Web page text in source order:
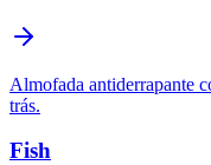
Almofada antiderrapante
trás.
Fish